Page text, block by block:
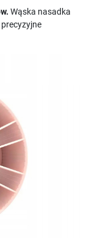
Wąska nasadka